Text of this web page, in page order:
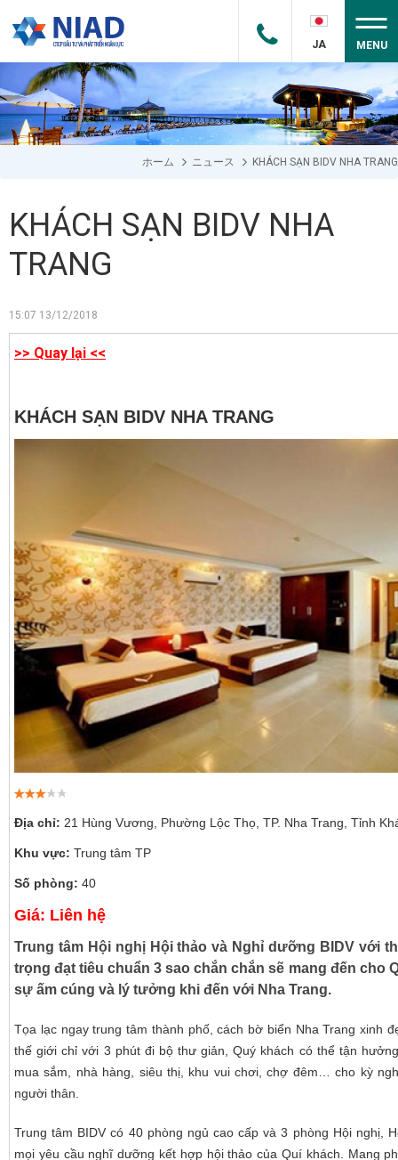
JA MENU
ホーム ニュース KHÁCH SẠN BIDV NHA TRANG
KHÁCH SẠN BIDV NHA
TRANG
15:07 13/12/2018
>> Quay lại <<
KHÁCH SẠN BIDV NHA TRANG
Địa chỉ: 21 Hùng Vương, Phường Lộc Thọ, TP. Nha Trang, Tỉnh
Khu vực: Trung tâm TP
Số phòng: 40
Giá: Liên hệ
Trung tâm Hội nghị Hội thảo và Nghỉ dưỡng BIDV với
trọng đạt tiêu chuẩn 3 sao chắn chắn sẽ mang đến cho
sự ấm cúng và lý tưởng khi đến với Nha Trang.
Tọa lạc ngay trung tâm thành phố, cách bờ biển Nha Trang xinh
thế giới chỉ với 3 phút đi bộ thư giản, Quý khách có thể tận
mua sắm, nhà hàng, siêu thị, khu vui chơi, chợ đêm… cho kỳ
người thân.
Trung tâm BIDV có 40 phòng ngủ cao cấp và 3 phòng Hội nghị,
mọi yêu cầu nghĩ dưỡng kết hợp hội thảo của Quí khách. Mang